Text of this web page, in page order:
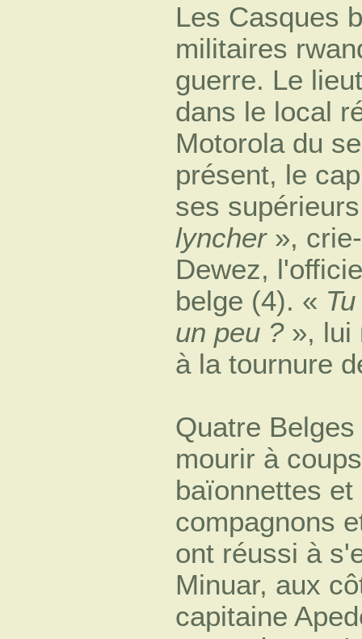
Les Casques
militaires
guerre. Le
dans le local
Motorola du
présent, le
ses
lyncher»,
Dewez,
belge (4). «
un peu ?», lui
à la tournure
Quatre
mourir à
baïonnettes
compagnons
ont réussi à
Minuar, aux
capitaine